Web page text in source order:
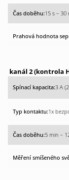
15 s – 30
kanál 2 (kontrola
3 A
1x
5 min –